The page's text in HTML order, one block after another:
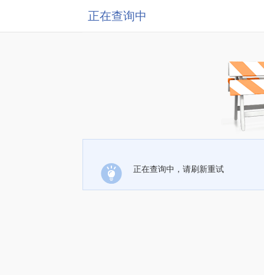
正在查询中
正在查询中，请刷新重试